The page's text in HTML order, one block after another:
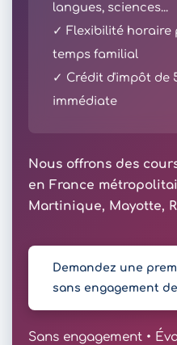
langues, sciences...
✓ Flexibilité horaire
temps familial
✓ Crédit d'impôt de
immédiate
Nous offrons des
en France
Martinique, Mayotte,
Demandez une
sans engagement
Sans engagement •